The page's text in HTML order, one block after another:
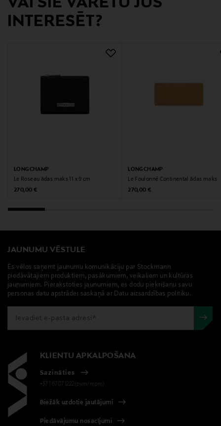
Ražotājvalsts
INTERESĒT?
LONGCHAMP
Le Roseau ādas maks 11 x 9 cm
Original Price
270,00 €
LONGCHAMP
Le Foulonné Continental ādas maks
Original Price
270,00 €
JAUNUMU VĒSTULE
Es vēlos saņemt jaunumu komunikāciju par Stockmann
piedāvātajiem produktiem, pasākumiem, veikaliem un kultūras
jaunumiem. Pierakstoties jaunumiem, es dodu piekrišanu savu
personas datu apstrādei saskaņā ar Datu aizsardzības politiku.
KLIENTU APKALPOŠANA
Sazināties
+371 67071222(pvm/mpm)
Biežāk uzdotie jautājumi
Piedāvājumu nosacījumi